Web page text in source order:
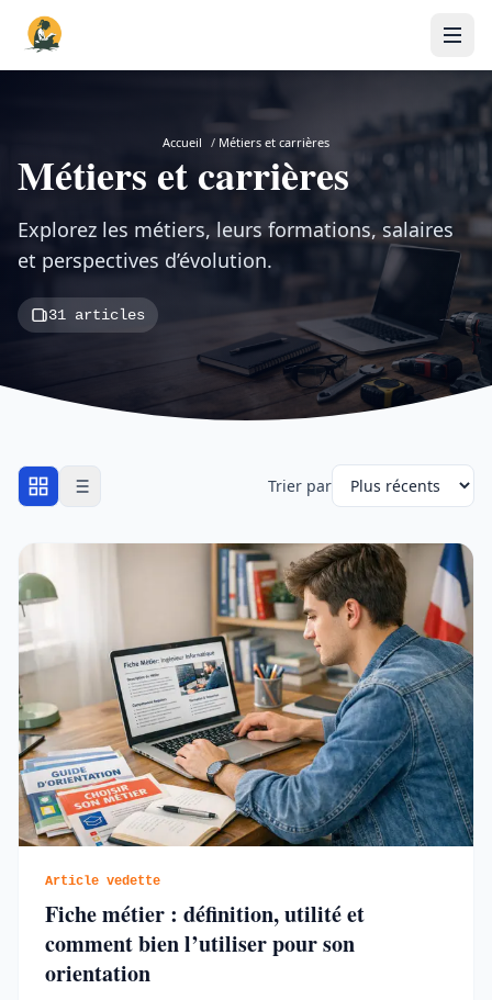
Accueil / Métiers et carrières
Métiers et carrières
Explorez les métiers, leurs formations, salaires
et perspectives d’évolution.
31 articles
Trier par
Article vedette
Fiche métier : définition, utilité et
comment bien l’utiliser pour son
orientation